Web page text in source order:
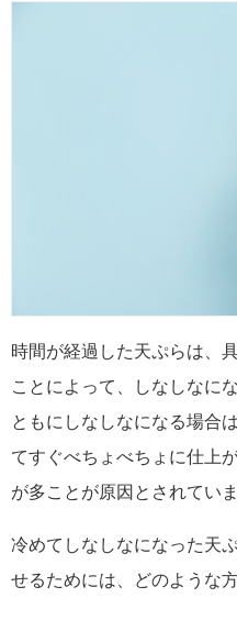
時間が経過した天ぷらは、
ことによって、しなしなに
ともにしなしなになる場合
てすぐべちょべちょに仕上
が多ことが原因とされていま
冷めてしなしなになった天
せるためには、どのような